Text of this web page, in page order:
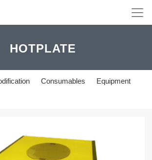
HOTPLATE
Consumables Equipment